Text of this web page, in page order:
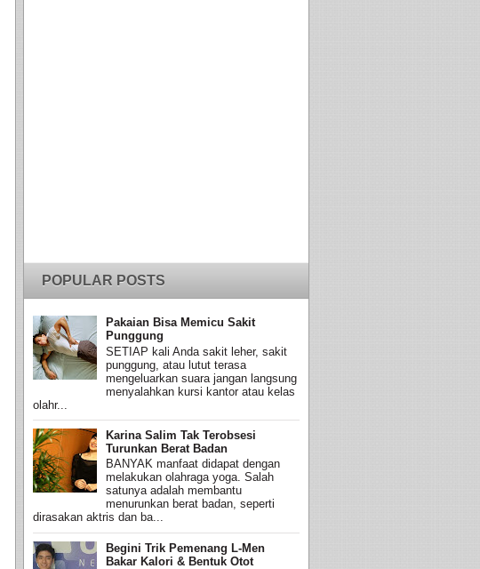
POPULAR POSTS
Pakaian Bisa Memicu Sakit
Punggung
SETIAP kali Anda sakit leher, sakit
punggung, atau lutut terasa
mengeluarkan suara jangan langsung
menyalahkan kursi kantor atau kelas
olahr...
Karina Salim Tak Terobsesi
Turunkan Berat Badan
BANYAK manfaat didapat dengan
melakukan olahraga yoga. Salah
satunya adalah membantu
menurunkan berat badan, seperti
dirasakan aktris dan ba...
Begini Trik Pemenang L-Men
Bakar Kalori & Bentuk Otot